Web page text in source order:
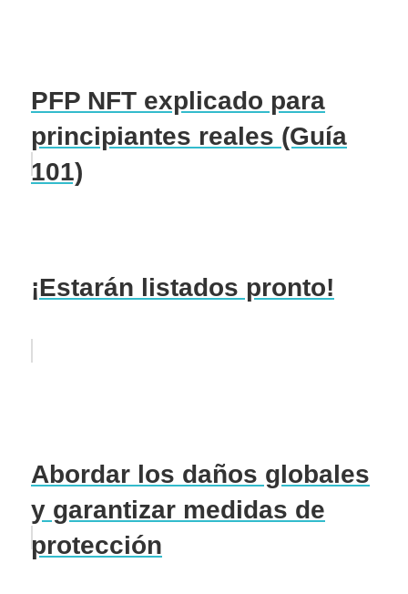
PFP NFT explicado para
principiantes reales (Guía
101)
¡Estarán listados pronto!
Abordar los daños globales
y garantizar medidas de
protección